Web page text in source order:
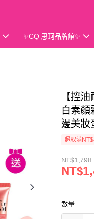
✨CQ 思珂品牌館✨
【控
白素顏
邊美妝
超取滿
NT$1,798
數量